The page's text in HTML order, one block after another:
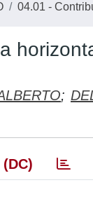
04.01 -
;